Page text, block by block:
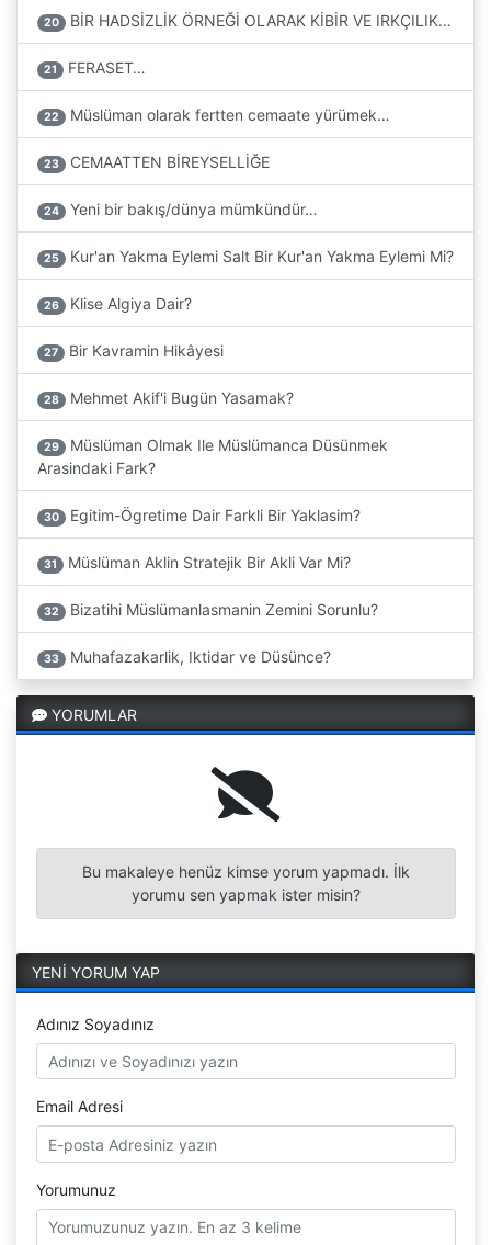
20 BİR HADSİZLİK ÖRNEĞİ OLARAK KİBİR VE IRKÇILIK…
21 FERASET…
22 Müslüman olarak fertten cemaate yürümek…
23 CEMAATTEN BİREYSELLİĞE
24 Yeni bir bakış/dünya mümkündür…
25 Kur'an Yakma Eylemi Salt Bir Kur'an Yakma Eylemi Mi?
26 Klise Algiya Dair?
27 Bir Kavramin Hikâyesi
28 Mehmet Akif'i Bugün Yasamak?
29
Müslüman Olmak Ile Müslümanca Düsünmek
Arasindaki Fark?
30 Egitim-Ögretime Dair Farkli Bir Yaklasim?
31 Müslüman Aklin Stratejik Bir Akli Var Mi?
32 Bizatihi Müslümanlasmanin Zemini Sorunlu?
33 Muhafazakarlik, Iktidar ve Düsünce?
YORUMLAR
Bu makaleye henüz kimse yorum yapmadı. İlk
yorumu sen yapmak ister misin?
YENİ YORUM YAP
Adınız Soyadınız
Email Adresi
Yorumunuz